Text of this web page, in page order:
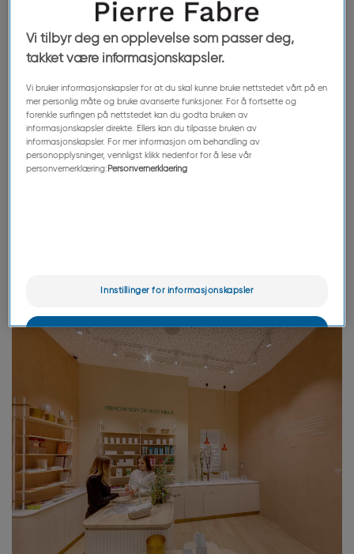
pasienters og forbrukeres
forventninger og dermed
forbedre merkets
innovasjonsprogrammer.
Vi tilbyr deg en opplevelse som passer deg,
takket være informasjonskapsler.
Vi bruker informasjonskapsler for at du skal kunne bruke nettstedet vårt på en
mer personlig måte og bruke avanserte funksjoner. For å fortsette og
forenkle surfingen på nettstedet kan du godta bruken av
informasjonskapsler direkte. Ellers kan du tilpasse bruken av
informasjonskapsler. For mer informasjon om behandling av
personopplysninger, vennligst klikk nedenfor for å lese vår
personvernerklæring: Personvernerklaering
Innstillinger for informasjonskapsler
Bare det viktigste
OK